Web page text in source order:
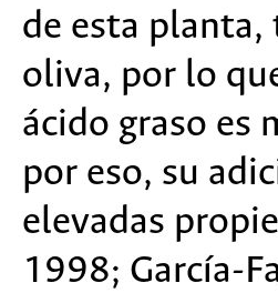
de esta planta,
oliva, por lo
ácido graso es
por eso, su
elevadas
1998; García-